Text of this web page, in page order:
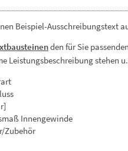
Beispiel-Ausschreibungstext
den für Sie
Leistungsbeschreibung stehen
Innengewinde
Zubehör